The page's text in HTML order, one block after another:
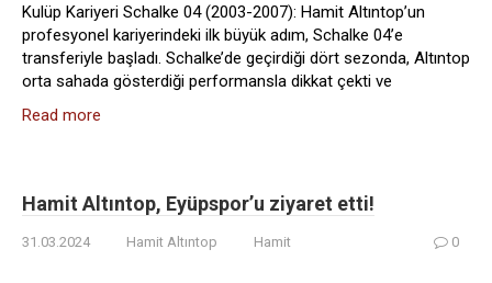
Kulüp Kariyeri Schalke 04 (2003-2007): Hamit Altıntop’un
profesyonel kariyerindeki ilk büyük adım, Schalke 04’e
transferiyle başladı. Schalke’de geçirdiği dört sezonda, Altıntop
orta sahada gösterdiği performansla dikkat çekti ve
Read more
Hamit Altıntop, Eyüpspor’u ziyaret etti!
31.03.2024 Hamit Altıntop Hamit 0